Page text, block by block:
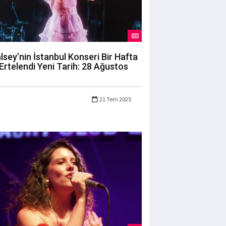
İstanbul Konseri Bir Hafta
Yeni Tarih: 28 Ağustos
21 Tem 2025